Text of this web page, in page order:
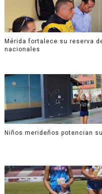
Mérida fortalece su reserva
nacionales
Niños merideños potencian